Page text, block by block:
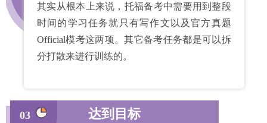
其实从根本上来说，托福备考中需要用到整段
时间的学习任务就只有写作文以及官方真题
Official模考这两项。其它备考任务都是可以拆
分打散来进行训练的。
03 达到目标